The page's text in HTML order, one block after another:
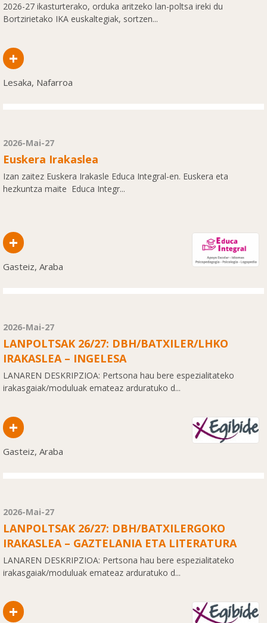
2026-27 ikasturterako, orduka aritzeko lan-poltsa ireki du
Bortzirietako IKA euskaltegiak, sortzen...
+
Lesaka, Nafarroa
2026-Mai-27
Euskera Irakaslea
Izan zaitez Euskera Irakasle Educa Integral-en. Euskera eta
hezkuntza maite Educa Integr...
+
Gasteiz, Araba
2026-Mai-27
LANPOLTSAK 26/27: DBH/BATXILER/LHKO
IRAKASLEA – INGELESA
LANAREN DESKRIPZIOA: Pertsona hau bere espezialitateko
irakasgaiak/moduluak emateaz arduratuko d...
+
Gasteiz, Araba
2026-Mai-27
LANPOLTSAK 26/27: DBH/BATXILERGOKO
IRAKASLEA – GAZTELANIA ETA LITERATURA
LANAREN DESKRIPZIOA: Pertsona hau bere espezialitateko
irakasgaiak/moduluak emateaz arduratuko d...
+